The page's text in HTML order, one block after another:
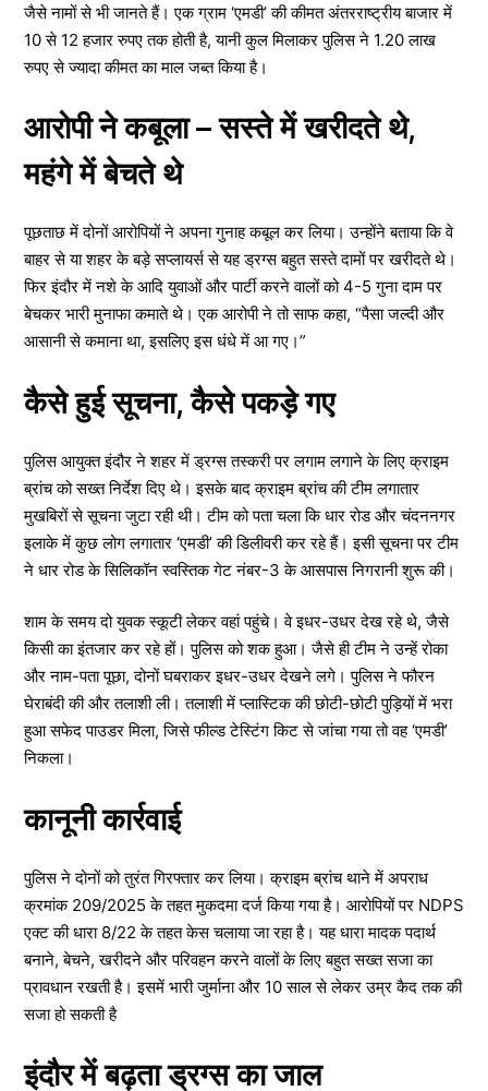
जैसे नामों से भी जानते हैं। एक ग्राम ‘एमडी’ की कीमत अंतरराष्ट्रीय बाजार में
10 से 12 हजार रुपए तक होती है, यानी कुल मिलाकर पुलिस ने 1.20 लाख
रुपए से ज्यादा कीमत का माल जब्त किया है।
आरोपी ने कबूला – सस्ते में खरीदते थे,
महंगे में बेचते थे
पूछताछ में दोनों आरोपियों ने अपना गुनाह कबूल कर लिया। उन्होंने बताया कि वे
बाहर से या शहर के बड़े सप्लायर्स से यह ड्रग्स बहुत सस्ते दामों पर खरीदते थे।
फिर इंदौर में नशे के आदि युवाओं और पार्टी करने वालों को 4-5 गुना दाम पर
बेचकर भारी मुनाफा कमाते थे। एक आरोपी ने तो साफ कहा, “पैसा जल्दी और
आसानी से कमाना था, इसलिए इस धंधे में आ गए।”
कैसे हुई सूचना, कैसे पकड़े गए
पुलिस आयुक्त इंदौर ने शहर में ड्रग्स तस्करी पर लगाम लगाने के लिए क्राइम
ब्रांच को सख्त निर्देश दिए थे। इसके बाद क्राइम ब्रांच की टीम लगातार
मुखबिरों से सूचना जुटा रही थी। टीम को पता चला कि धार रोड और चंदननगर
इलाके में कुछ लोग लगातार ‘एमडी’ की डिलीवरी कर रहे हैं। इसी सूचना पर टीम
ने धार रोड के सिलिकॉन स्वस्तिक गेट नंबर-3 के आसपास निगरानी शुरू की।
शाम के समय दो युवक स्कूटी लेकर वहां पहुंचे। वे इधर-उधर देख रहे थे, जैसे
किसी का इंतजार कर रहे हों। पुलिस को शक हुआ। जैसे ही टीम ने उन्हें रोका
और नाम-पता पूछा, दोनों घबराकर इधर-उधर देखने लगे। पुलिस ने फौरन
घेराबंदी की और तलाशी ली। तलाशी में प्लास्टिक की छोटी-छोटी पुड़ियों में भरा
हुआ सफेद पाउडर मिला, जिसे फील्ड टेस्टिंग किट से जांचा गया तो वह ‘एमडी’
निकला।
कानूनी कार्रवाई
पुलिस ने दोनों को तुरंत गिरफ्तार कर लिया। क्राइम ब्रांच थाने में अपराध
क्रमांक 209/2025 के तहत मुकदमा दर्ज किया गया है। आरोपियों पर NDPS
एक्ट की धारा 8/22 के तहत केस चलाया जा रहा है। यह धारा मादक पदार्थ
बनाने, बेचने, खरीदने और परिवहन करने वालों के लिए बहुत सख्त सजा का
प्रावधान रखती है। इसमें भारी जुर्माना और 10 साल से लेकर उम्र कैद तक की
सजा हो सकती है
इंदौर में बढ़ता ड्रग्स का जाल